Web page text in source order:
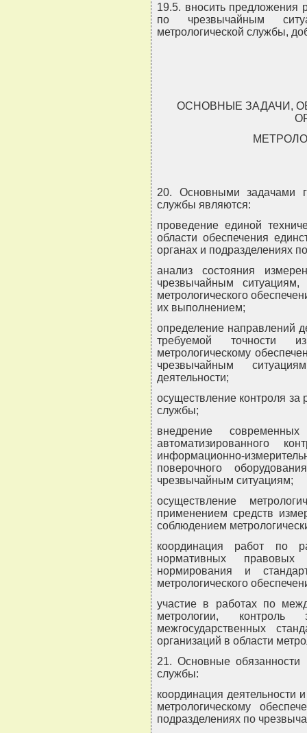
19.5. вносить предложения
по чрезвычайным
метрологической службы,
ОСНОВНЫЕ ЗАДАЧИ,
20. Основными задачами
службы являются:
проведение единой
области обеспечения
органах и подразделениях
анализ состояния
чрезвычайным
метрологического
их выполнением;
определение направлений
требуемой точности
метрологическому
чрезвычайным
деятельности;
осуществление контроля за
службы;
внедрение
автоматизированного
информационно-
поверочного
чрезвычайным ситуациям;
осуществление
применением средств
соблюдением
координация работ по
нормативных правовых
нормирования и
метрологического
участие в работах по
метрологии,
межгосударственных
организаций в области
21. Основные обязанности
службы:
координация деятельности
метрологическому
подразделениях по